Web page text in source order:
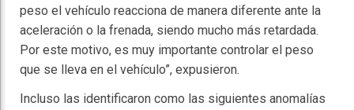
peso el vehículo reacciona de manera diferente ante la
aceleración o la frenada, siendo mucho más retardada.
Por este motivo, es muy importante controlar el peso
que se lleva en el vehículo”, expusieron.
Incluso las identificaron como las siguientes anomalías